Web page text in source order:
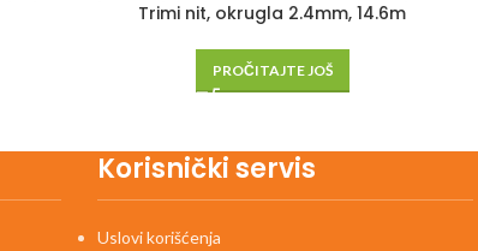
Trimi nit, okrugla 2.4mm, 14.6m
PROČITAJTE JOŠ
Korisnički servis
Uslovi korišćenja